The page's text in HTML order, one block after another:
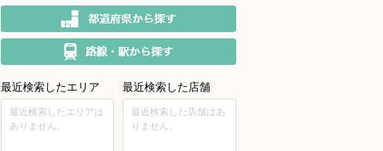
最近検索したエリア
最近検索したエリアは
ありません。
最近検索した店舗
最近検索した店舗はあ
りません。